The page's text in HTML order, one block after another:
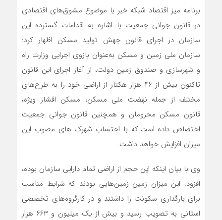
برنامه میز اقتصاد شبکه خبر با موضوع مشوق‌های اقتصادی
در قانون جوانی جمعیت با اشاره به اقدامات گسترده این
سازمان در اجرای قانون جهش تولید مسکن اظهار کرد:
سازمان ملی زمین و مسکن به‌عنوان بازوی اجرایی وزارت راه
و شهرسازی و صندوق زمین دولت، از آغاز اجرای این قانون
تاکنون بیش از ۴۶ هزار هکتار از اراضی خود را به طرح‌های
مختلف از جمله نهضت ملی مسکن، مسکن اقشار ویژه،
قانون مسکن محرومان و همچنین قانون جوانی جمعیت
اختصاص داده است.که با احتساب شهرک های مصوب این
میزان افزایش خواهد داشت.
وی با بیان اینکه این حجم از اراضی تمام دارایی سازمان بوده،
افزود: این میزان زمین زمین‌هایی بودند که شرایط مناسب
برای بارگذاری سکونت را داشتند و در کارگروه‌های تخصصی
استانی به تصویب رسید و بیش از یک میلیون و ۶۶۳ هزار